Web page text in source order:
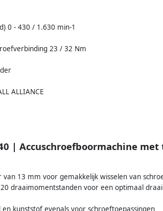
0 - 430 / 1.630 min-1
23 / 32 Nm
ALLIANCE
| Accuschroefboormachine
van 13 mm voor gemakkelijk wisselen van
draaimomentstanden voor een optimaal
kunststof evenals voor schroeftoepassingen